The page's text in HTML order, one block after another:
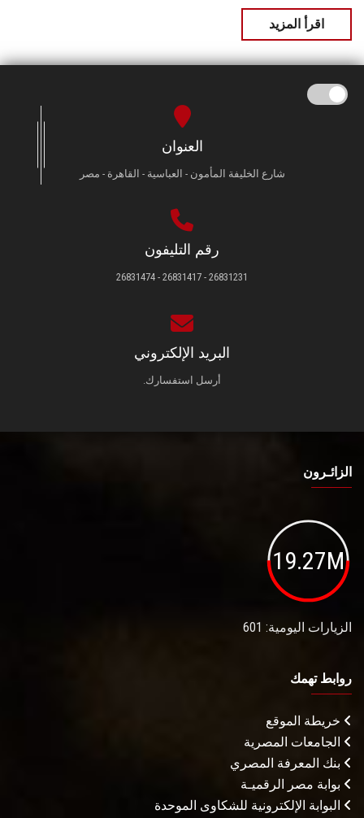
اقرأ المزيد
العنوان
شارع الخليفة المأمون - العباسية - القاهرة - مصر
رقم التليفون
26831231 - 26831417 - 26831474
البريد الإلكتروني
أرسل استفسارك.
الزائـرون
19.27M
الزيارات اليومية: 601
روابط تهمك
خريطة الموقع
الجامعات المصرية
بنك المعرفة المصري
بوابة مصر الرقميـة
البوابة الإلكترونية للشكاوى الموحدة